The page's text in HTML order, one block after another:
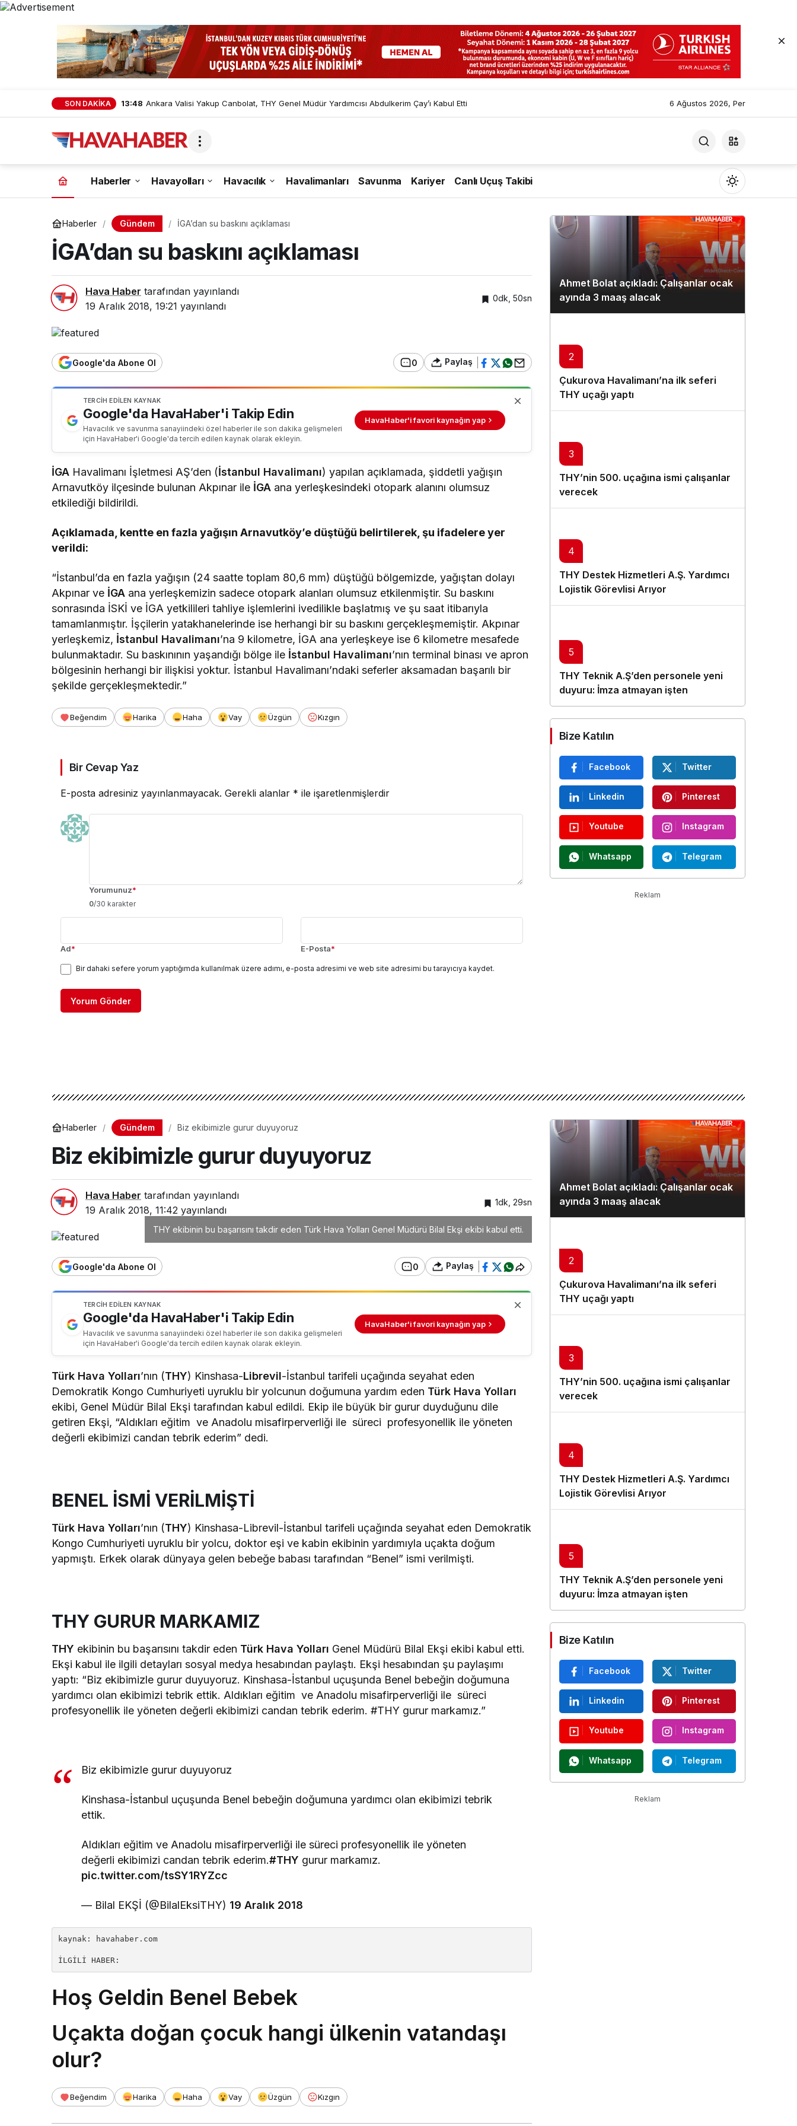
SON DAKİKA 12:35 THY Filosunu Büyütmeye Devam Ediyor: Uçak Sayısı 552’ye Ulaştı 6 Ağustos 2026, Per
Haberler Havayolları Havacılık Havalimanları Savunma Kariyer Canlı Uçuş Takibi
Mod
değiştir
Gündüz Modu
Gündüz modunu seçin.
Sistem modunu seçin.
Haberler Gündem İGA’dan su baskını açıklaması
İGA’dan su baskını açıklaması
Hava Haber tarafından yayınlandı
19 Aralık 2018, 19:21 yayınlandı
0dk, 50sn
Google'da Abone Ol 0 Paylaş
TERCIH EDILEN KAYNAK
Google'da HavaHaber'i Takip Edin
Havacılık ve savunma sanayiindeki özel haberler ile son dakika gelişmeleri
için HavaHaber'i Google'da tercih edilen kaynak olarak ekleyin.
HavaHaber'i favori kaynağın yap
İGA Havalimanı İşletmesi AŞ’den (İstanbul Havalimanı) yapılan açıklamada, şiddetli yağışın
Arnavutköy ilçesinde bulunan Akpınar ile İGA ana yerleşkesindeki otopark alanını olumsuz
etkilediği bildirildi.
Açıklamada, kentte en fazla yağışın Arnavutköy’e düştüğü belirtilerek, şu ifadelere yer
verildi:
“İstanbul’da en fazla yağışın (24 saatte toplam 80,6 mm) düştüğü bölgemizde, yağıştan dolayı
Akpınar ve İGA ana yerleşkemizin sadece otopark alanları olumsuz etkilenmiştir. Su baskını
sonrasında İSKİ ve İGA yetkilileri tahliye işlemlerini ivedilikle başlatmış ve şu saat itibarıyla
tamamlanmıştır. İşçilerin yatakhanelerinde ise herhangi bir su baskını gerçekleşmemiştir. Akpınar
yerleşkemiz, İstanbul Havalimanı’na 9 kilometre, İGA ana yerleşkeye ise 6 kilometre mesafede
bulunmaktadır. Su baskınının yaşandığı bölge ile İstanbul Havalimanı’nın terminal binası ve apron
bölgesinin herhangi bir ilişkisi yoktur. İstanbul Havalimanı’ndaki seferler aksamadan başarılı bir
şekilde gerçekleşmektedir.”
Beğendim Harika Haha Vay Üzgün Kızgın
Bir Cevap Yaz
E-posta adresiniz yayınlanmayacak. Gerekli alanlar * ile işaretlenmişlerdir
Yorumunuz*
0/30 karakter
Ad* E-Posta*
Bir dahaki sefere yorum yaptığımda kullanılmak üzere adımı, e-posta adresimi ve web site adresimi bu tarayıcıya kaydet.
Yorum Gönder
Ahmet Bolat açıkladı: Çalışanlar ocak
ayında 3 maaş alacak
2
Çukurova Havalimanı’na ilk seferi
THY uçağı yaptı
3
THY’nin 500. uçağına ismi çalışanlar
verecek
4
THY Destek Hizmetleri A.Ş. Yardımcı
Lojistik Görevlisi Arıyor
5
THY Teknik A.Ş’den personele yeni
duyuru: İmza atmayan işten
çıkarılacak
Bize Katılın
Facebook Twitter
Linkedin Pinterest
Youtube Instagram
Whatsapp Telegram
Reklam
Haberler Gündem Biz ekibimizle gurur duyuyoruz
Biz ekibimizle gurur duyuyoruz
Hava Haber tarafından yayınlandı
19 Aralık 2018, 11:42 yayınlandı
1dk, 29sn
THY ekibinin bu başarısını takdir eden Türk Hava Yolları Genel Müdürü Bilal Ekşi ekibi kabul etti.
Google'da Abone Ol 0 Paylaş
TERCIH EDILEN KAYNAK
Google'da HavaHaber'i Takip Edin
Havacılık ve savunma sanayiindeki özel haberler ile son dakika gelişmeleri
için HavaHaber'i Google'da tercih edilen kaynak olarak ekleyin.
HavaHaber'i favori kaynağın yap
Türk Hava Yolları’nın (THY) Kinshasa-Librevil-İstanbul tarifeli uçağında seyahat eden
Demokratik Kongo Cumhuriyeti uyruklu bir yolcunun doğumuna yardım eden Türk Hava Yolları
ekibi, Genel Müdür Bilal Ekşi tarafından kabul edildi. Ekip ile büyük bir gurur duyduğunu dile
getiren Ekşi, “Aldıkları eğitim ve Anadolu misafirperverliği ile süreci profesyonellik ile yöneten
değerli ekibimizi candan tebrik ederim” dedi.
BENEL İSMİ VERİLMİŞTİ
Türk Hava Yolları’nın (THY) Kinshasa-Librevil-İstanbul tarifeli uçağında seyahat eden Demokratik
Kongo Cumhuriyeti uyruklu bir yolcu, doktor eşi ve kabin ekibinin yardımıyla uçakta doğum
yapmıştı. Erkek olarak dünyaya gelen bebeğe babası tarafından “Benel” ismi verilmişti.
THY GURUR MARKAMIZ
THY ekibinin bu başarısını takdir eden Türk Hava Yolları Genel Müdürü Bilal Ekşi ekibi kabul etti.
Ekşi kabul ile ilgili detayları sosyal medya hesabından paylaştı. Ekşi hesabından şu paylaşımı
yaptı: “Biz ekibimizle gurur duyuyoruz. Kinshasa-İstanbul uçuşunda Benel bebeğin doğumuna
yardımcı olan ekibimizi tebrik ettik. Aldıkları eğitim ve Anadolu misafirperverliği ile süreci
profesyonellik ile yöneten değerli ekibimizi candan tebrik ederim. #THY gurur markamız.”
Biz ekibimizle gurur duyuyoruz
Kinshasa-İstanbul uçuşunda Benel bebeğin doğumuna yardımcı olan ekibimizi tebrik
ettik.
Aldıkları eğitim ve Anadolu misafirperverliği ile süreci profesyonellik ile yöneten
değerli ekibimizi candan tebrik ederim.#THY gurur markamız.
pic.twitter.com/tsSY1RYZcc
— Bilal EKŞİ (@BilalEksiTHY) 19 Aralık 2018
kaynak: havahaber.com
İLGİLİ HABER:
Hoş Geldin Benel Bebek
Uçakta doğan çocuk hangi ülkenin vatandaşı
olur?
Beğendim Harika Haha Vay Üzgün Kızgın
Ahmet Bolat açıkladı: Çalışanlar ocak
ayında 3 maaş alacak
2
Çukurova Havalimanı’na ilk seferi
THY uçağı yaptı
3
THY’nin 500. uçağına ismi çalışanlar
verecek
4
THY Destek Hizmetleri A.Ş. Yardımcı
Lojistik Görevlisi Arıyor
5
THY Teknik A.Ş’den personele yeni
duyuru: İmza atmayan işten
çıkarılacak
Bize Katılın
Facebook Twitter
Linkedin Pinterest
Youtube Instagram
Whatsapp Telegram
Reklam